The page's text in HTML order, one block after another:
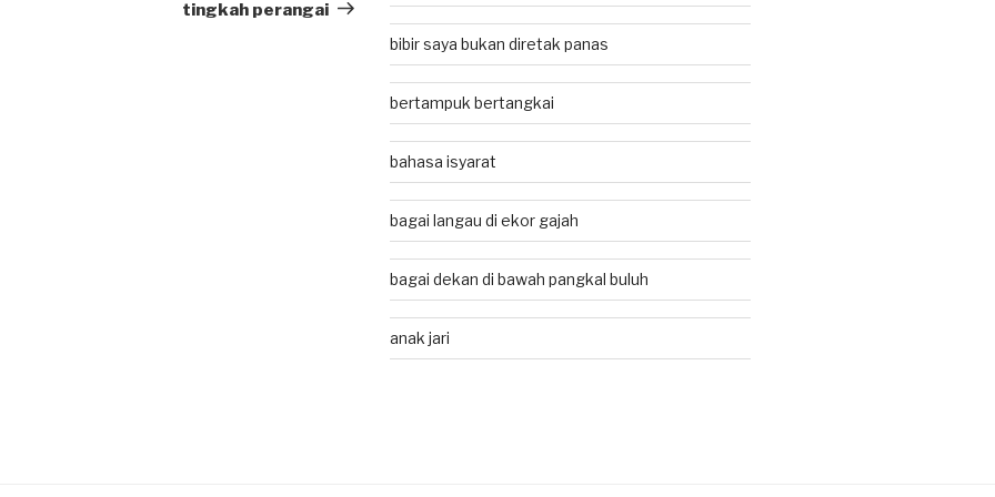
Post
tingkah perangai
bibir saya bukan diretak panas
bertampuk bertangkai
bahasa isyarat
bagai langau di ekor gajah
bagai dekan di bawah pangkal buluh
anak jari